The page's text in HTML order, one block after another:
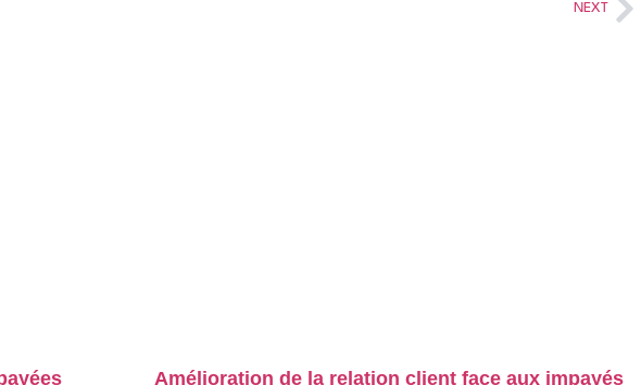
NEXT
Amélioration de la relation client face aux impayés